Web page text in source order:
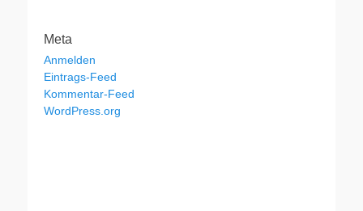
Meta
Anmelden
Eintrags-Feed
Kommentar-Feed
WordPress.org